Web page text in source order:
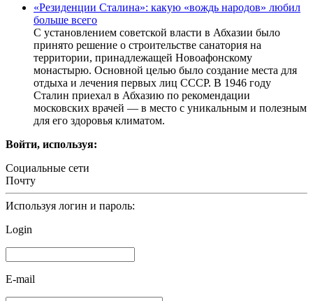
«Резиденции Сталина»: какую «вождь народов» любил
больше всего
С установлением советской власти в Абхазии было
принято решение о строительстве санатория на
территории, принадлежащей Новоафонскому
монастырю. Основной целью было создание места для
отдыха и лечения первых лиц СССР. В 1946 году
Сталин приехал в Абхазию по рекомендации
московских врачей — в место с уникальным и полезным
для его здоровья климатом.
Войти, используя:
Социальные сети
Почту
Используя логин и пароль:
Login
E-mail